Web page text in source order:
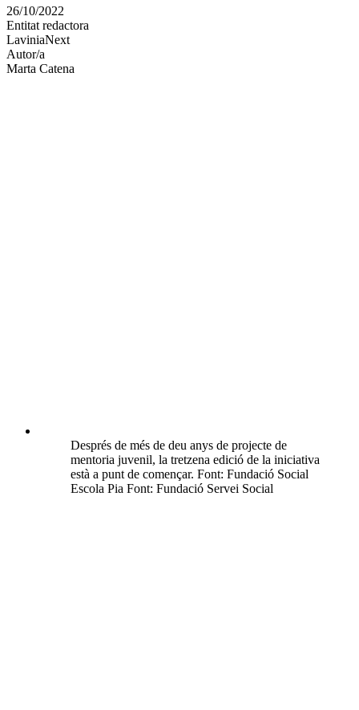
altres
xarxes
socials
26/10/2022
Entitat redactora
LaviniaNext
Autor/a
Marta Catena
Després de més de deu anys de projecte de
mentoria juvenil, la tretzena edició de la iniciativa
està a punt de començar. Font: Fundació Social
Escola Pia Font: Fundació Servei Social